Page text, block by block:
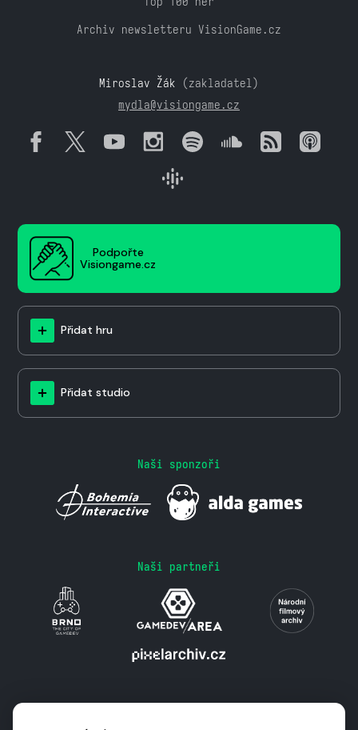
Archiv newsletteru VisionGame.cz
Miroslav Žák (zakladatel)
mydla@visiongame.cz
Podpořte
Visiongame.cz
Přidat hru
Přidat studio
Naši sponzoři
Naši partneři